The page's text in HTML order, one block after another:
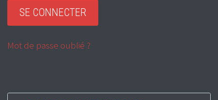
Mot de passe oublié ?